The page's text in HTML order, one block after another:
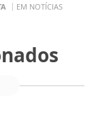
EM NOTÍCIAS